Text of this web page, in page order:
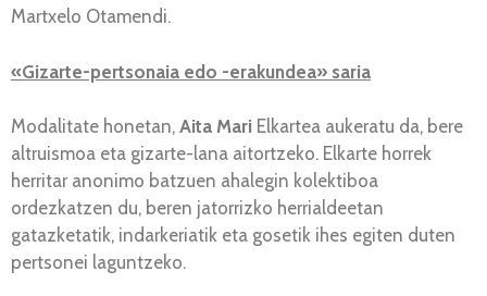
Martxelo Otamendi.
«Gizarte-pertsonaia edo -erakundea» saria
Modalitate honetan, Aita Mari Elkartea aukeratu da, bere
altruismoa eta gizarte-lana aitortzeko. Elkarte horrek
herritar anonimo batzuen ahalegin kolektiboa
ordezkatzen du, beren jatorrizko herrialdeetan
gatazketatik, indarkeriatik eta gosetik ihes egiten duten
pertsonei laguntzeko.